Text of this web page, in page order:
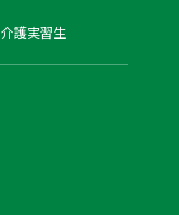
介護実習生